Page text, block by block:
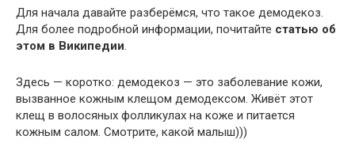
Для начала давайте разберёмся, что такое демодекоз.
Для более подробной информации, почитайте статью об
этом в Википедии.
Здесь — коротко: демодекоз — это заболевание кожи,
вызванное кожным клещом демодексом. Живёт этот
клещ в волосяных фолликулах на коже и питается
кожным салом. Смотрите, какой малыш)))